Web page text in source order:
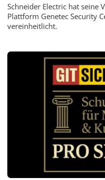
Schneider Electric hat seine
Plattform Genetec Security
vereinheitlicht.